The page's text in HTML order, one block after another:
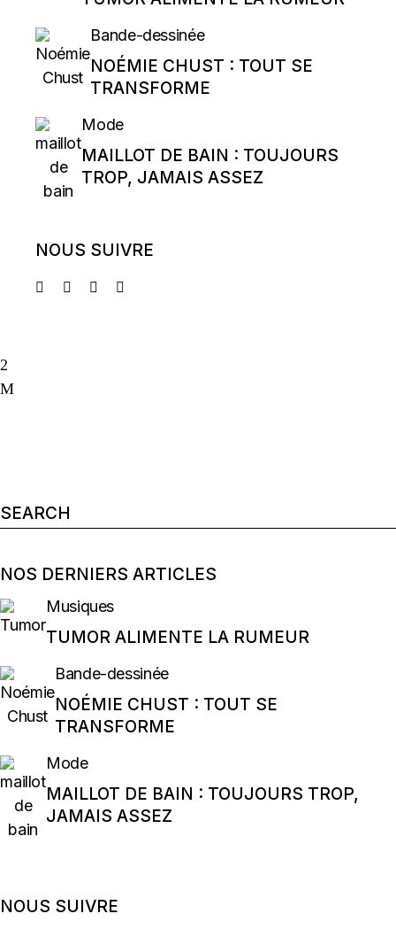
Bande-dessinée
NOÉMIE CHUST : TOUT SE
TRANSFORME
Mode
MAILLOT DE BAIN : TOUJOURS
TROP, JAMAIS ASSEZ
NOUS SUIVRE
Search
for:
NOS DERNIERS ARTICLES
Musiques
TUMOR ALIMENTE LA RUMEUR
Bande-dessinée
NOÉMIE CHUST : TOUT SE
TRANSFORME
Mode
MAILLOT DE BAIN : TOUJOURS TROP,
JAMAIS ASSEZ
NOUS SUIVRE